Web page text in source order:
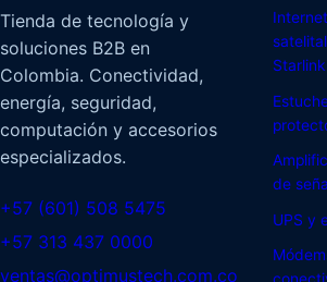
Tienda de tecnología y
soluciones B2B en
Colombia. Conectividad,
energía, seguridad,
computación y accesorios
especializados.
+57 (601) 508 5475
+57 313 437 0000
ventas@optimustech.com.co
Internet
satelital
Starlink
de
UPS y